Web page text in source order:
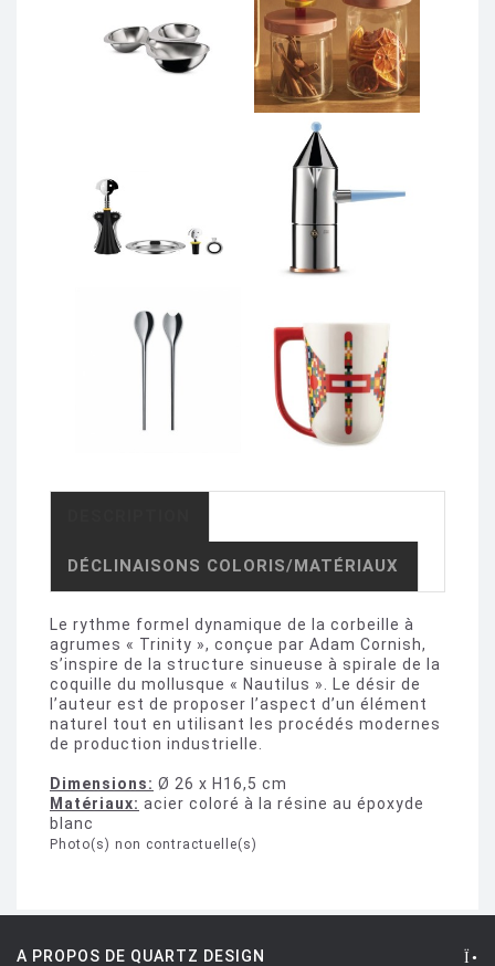
DÉCLINAISONS COLORIS/MATÉRIAUX
Le rythme formel dynamique de la corbeille à
agrumes « Trinity », conçue par Adam Cornish,
s’inspire de la structure sinueuse à spirale de la
coquille du mollusque « Nautilus ». Le désir de
l’auteur est de proposer l’aspect d’un élément
naturel tout en utilisant les procédés modernes
de production industrielle.
Dimensions: Ø 26 x H16,5 cm
Matériaux: acier coloré à la résine au époxyde
blanc
Photo(s) non contractuelle(s)
A PROPOS DE QUARTZ DESIGN